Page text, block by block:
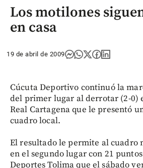
Los motilones
en casa
19 de abril de 2009
Cúcuta Deportivo continuó la
del primer lugar al derrotar (2-0)
Real Cartagena que le presentó
cuadro local.
El resultado le permite al cuadro
en el segundo lugar con 21
Deportes Tolima que el sábado